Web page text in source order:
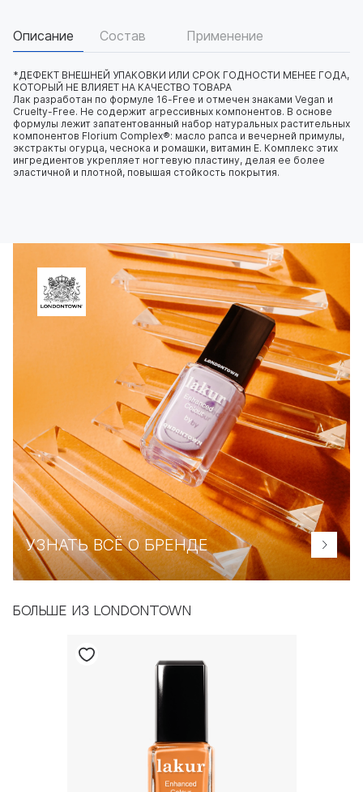
Описание Состав Применение
*ДЕФЕКТ ВНЕШНЕЙ УПАКОВКИ ИЛИ СРОК ГОДНОСТИ МЕНЕЕ ГОДА,
КОТОРЫЙ НЕ ВЛИЯЕТ НА КАЧЕСТВО ТОВАРА
Лак разработан по формуле 16-Free и отмечен знаками Vegan и
Cruelty-Free. Не содержит агрессивных компонентов. В основе
формулы лежит запатентованный набор натуральных растительных
компонентов Florium Complex®: масло рапса и вечерней примулы,
экстракты огурца, чеснока и ромашки, витамин E. Комплекс этих
ингредиентов укрепляет ногтевую пластину, делая ее более
эластичной и плотной, повышая стойкость покрытия.
УЗНАТЬ ВСЁ О БРЕНДЕ
БОЛЬШЕ ИЗ LONDONTOWN